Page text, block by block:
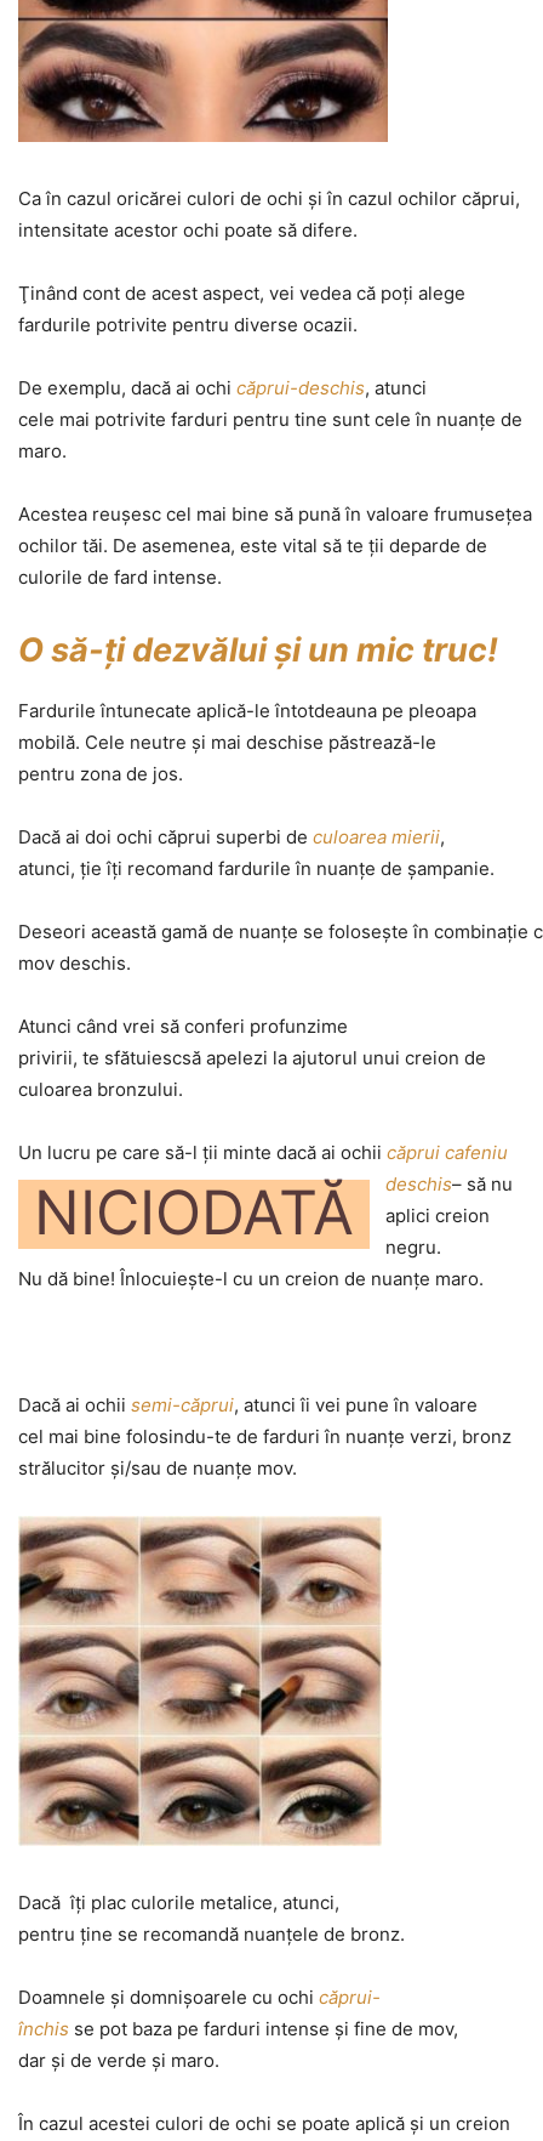
Ca în cazul oricărei culori de ochi şi în cazul ochilor căprui,
intensitate acestor ochi poate să difere.
Ţinând cont de acest aspect, vei vedea că poţi alege
fardurile potrivite pentru diverse ocazii.
De exemplu, dacă ai ochi căprui-deschis, atunci
cele mai potrivite farduri pentru tine sunt cele în nuanţe de
maro.
Acestea reuşesc cel mai bine să pună în valoare frumuseţea
ochilor tăi. De asemenea, este vital să te ţii deparde de
culorile de fard intense.
O să-ţi dezvălui şi un mic truc!
Fardurile întunecate aplică-le întotdeauna pe pleoapa
mobilă. Cele neutre şi mai deschise păstrează-le
pentru zona de jos.
Dacă ai doi ochi căprui superbi de culoarea mierii,
atunci, ţie îţi recomand fardurile în nuanţe de şampanie.
Deseori această gamă de nuanţe se foloseşte în combinaţie
mov deschis.
Atunci când vrei să conferi profunzime
privirii, te sfătuiescsă apelezi la ajutorul unui creion de
culoarea bronzului.
Un lucru pe care să-l ţii minte dacă ai ochii căprui cafeniu
deschis–
NICIODATĂ
să nu
aplici creion
negru.
Nu dă bine! Înlocuieşte-l cu un creion de nuanţe maro.
Dacă ai ochii semi-căprui, atunci îi vei pune în valoare
cel mai bine folosindu-te de farduri în nuanţe verzi, bronz
strălucitor şi/sau de nuanţe mov.
Dacă îţi plac culorile metalice, atunci,
pentru ţine se recomandă nuanţele de bronz.
Doamnele şi domnişoarele cu ochi căprui-
închis se pot baza pe farduri intense şi fine de mov,
dar şi de verde şi maro.
În cazul acestei culori de ochi se poate aplică şi un creion